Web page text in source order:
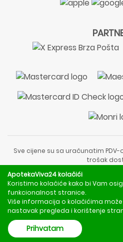
Sve cijene su sa uračunatim
trošak
liječnički pregled ili
Za obavijesti o mjerama
obratite se svom
Copyright © 2020 - 2026 |
ApotekaViva24 kolačići
Koristimo kolačiće kako bi Vam
funkcionalnost stranice.
Više informacija o kolačićima
nastavak pregleda i korištenje
Prihvatam